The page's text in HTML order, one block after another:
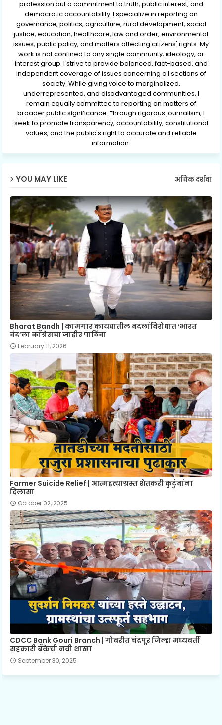
profession but a commitment to truth, public interest, and
democratic accountability. I specialize in reporting on
governance, politics, agriculture, rural development, social
justice, education, healthcare, law and order, environmental
issues, public policy, and matters affecting citizens' rights. My
work is not confined to any single community, ideology, or
interest group. I strive to provide balanced, fact-based, and
independent coverage of issues concerning all sections of
society. While giving voice to marginalized,
underrepresented, and disadvantaged communities, I
remain equally committed to reporting on matters of
broader public significance. Through rigorous journalism, I
seek to promote transparency, accountability, constitutional
values, and the public's right to accurate and reliable
information.
YOU MAY LIKE अधिक दर्शवा
Bharat Bandh | कामगार कायद्यातील बदलांविरोधात ‘भारत
बंद’ला काँग्रेसचा जाहीर पाठिंबा
February 11, 2026
Farmer Suicide Relief | आत्महत्याग्रस्त शेतकरी कुटुंबांना
दिलासा
October 02, 2025
CDCC Bank Gouri Branch | गोवरीत चंद्रपूर जिल्हा मध्यवर्ती
सहकारी बँकेची नवी शाखा
September 30, 2025